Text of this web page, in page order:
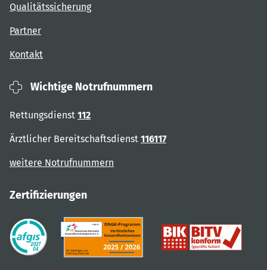
Qualitätssicherung
Partner
Kontakt
Wichtige Notrufnummern
Rettungsdienst 112
Ärztlicher Bereitschaftsdienst 116117
weitere Notrufnummern
Zertifizierungen